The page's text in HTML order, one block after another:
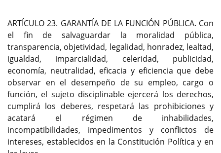
ARTÍCULO 23. GARANTÍA DE LA FUNCIÓN PÚBLICA. Con
el fin de salvaguardar la moralidad pública,
transparencia, objetividad, legalidad, honradez, lealtad,
igualdad, imparcialidad, celeridad, publicidad,
economía, neutralidad, eficacia y eficiencia que debe
observar en el desempeño de su empleo, cargo o
función, el sujeto disciplinable ejercerá los derechos,
cumplirá los deberes, respetará las prohibiciones y
acatará el régimen de inhabilidades,
incompatibilidades, impedimentos y conflictos de
intereses, establecidos en la Constitución Política y en